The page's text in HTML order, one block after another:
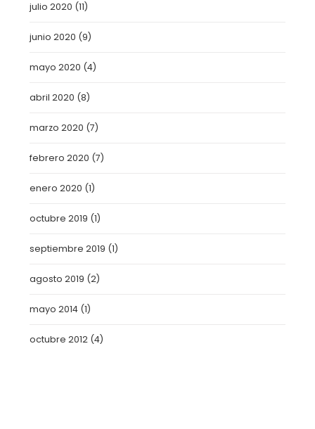
julio 2020 (11)
junio 2020 (9)
mayo 2020 (4)
abril 2020 (8)
marzo 2020 (7)
febrero 2020 (7)
enero 2020 (1)
octubre 2019 (1)
septiembre 2019 (1)
agosto 2019 (2)
mayo 2014 (1)
octubre 2012 (4)